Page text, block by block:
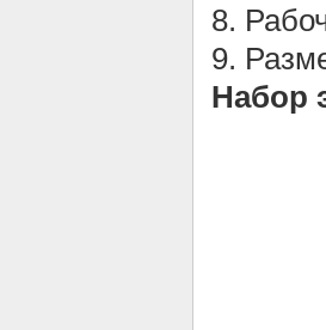
8.
9.
Набор